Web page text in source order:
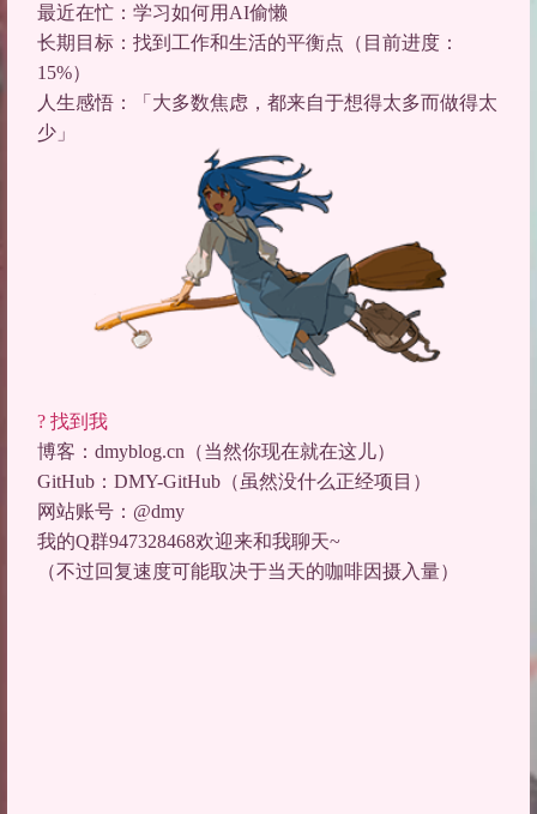
最近在忙 ：学习如何用AI偷懒
长期目标 ：找到工作和生活的平衡点（目前进度：
15%）
人生感悟 ：
「大多数焦虑，都来自于想得太多而做得太
少」
? 找到我
博客 ： dmyblog.cn （当然你现在就在这儿）
GitHub ： DMY-GitHub （虽然没什么正经项目）
网站账号 ：@dmy
我的Q群947328468欢迎来和我聊天~
（不过回复速度可能取决于当天的咖啡因摄入量）